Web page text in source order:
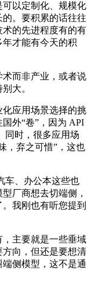
以定制化、规模化
。要积累的话往往
的先进程度有的有
才能有今天的积
而非产业，或者说
大。
应用场景选择的挑
外“卷”，因为 API
同时，很多应用场
，弃之可惜”，这也
、办公本这些也
厂商想去切端侧，
我刚也有听您提到
主要就是一些垂域
向，但还是要想清
侧模型，这不是通